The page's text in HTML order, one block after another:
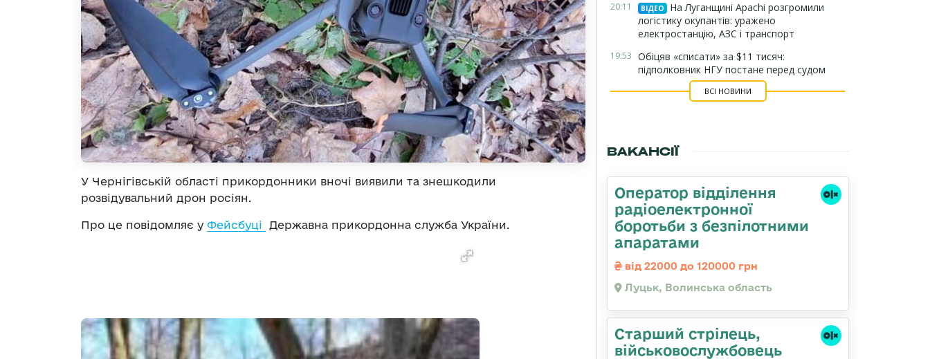
У Чернігівській області прикордонники вночі виявили та знешкодили
розвідувальний дрон росіян.
Про це повідомляє у Фейсбуці Державна прикордонна служба України.
20:11 ВІДЕО
На Луганщині Apachi розгромили
логістику окупантів: уражено
електростанцію, АЗС і транспорт
19:53 Обіцяв «списати» за $11 тисяч:
підполковник НГУ постане перед судом
ВСІ НОВИНИ
ВАКАНСІЇ
Оператор відділення
радіоелектронної
боротьби з безпілотними
апаратами
від 22000 до 120000 грн
Луцьк, Волинська область
Старший стрілець,
військовослужбовець